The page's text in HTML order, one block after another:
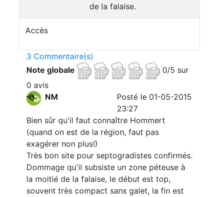
de la falaise.
Accès
3 Commentaire(s)
Note globale
0/5 sur
0 avis
NM
Posté le 01-05-2015
23:27
Bien sûr qu'il faut connaître Hommert
(quand on est de la région, faut pas
exagérer non plus!)
Très bon site pour septogradistes confirmés.
Dommage qu'il subsiste un zone péteuse à
la moitié de la falaise, le début est top,
souvent très compact sans galet, la fin est